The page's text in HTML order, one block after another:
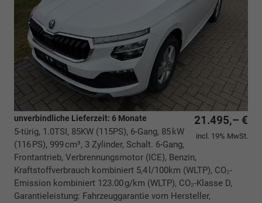
21.495,– €
incl. 19% MwSt.
unverbindliche Lieferzeit: 6 Monate
5-türig, 1.0TSI, 85KW (115PS), 6-Gang, 85 kW
(116 PS), 999 cm³, 3 Zylinder, Schalt. 6-Gang,
Frontantrieb, Verbrennungsmotor (ICE), Benzin,
Kraftstoffverbrauch kombiniert 5,4 l/100km (WLTP), CO₂-
Emission kombiniert 123.00 g/km (WLTP), CO₂-Klasse D,
Garantieleistung: Fahrzeuggarantie vom Hersteller,